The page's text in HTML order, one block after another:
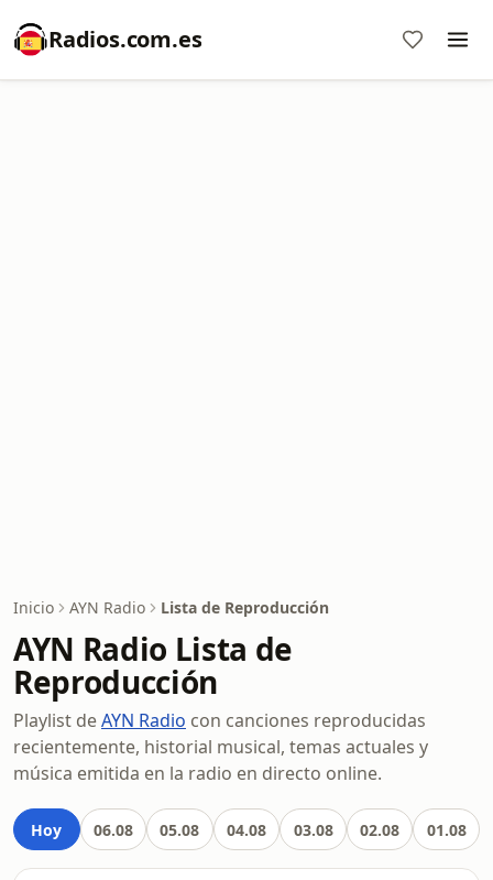
Radios.com.es
Inicio AYN Radio Lista de Reproducción
AYN Radio Lista de
Reproducción
Playlist deAYN Radio con canciones reproducidas
recientemente, historial musical, temas actuales y
música emitida en la radio en directo online.
Hoy 06.08 05.08 04.08 03.08 02.08 01.08